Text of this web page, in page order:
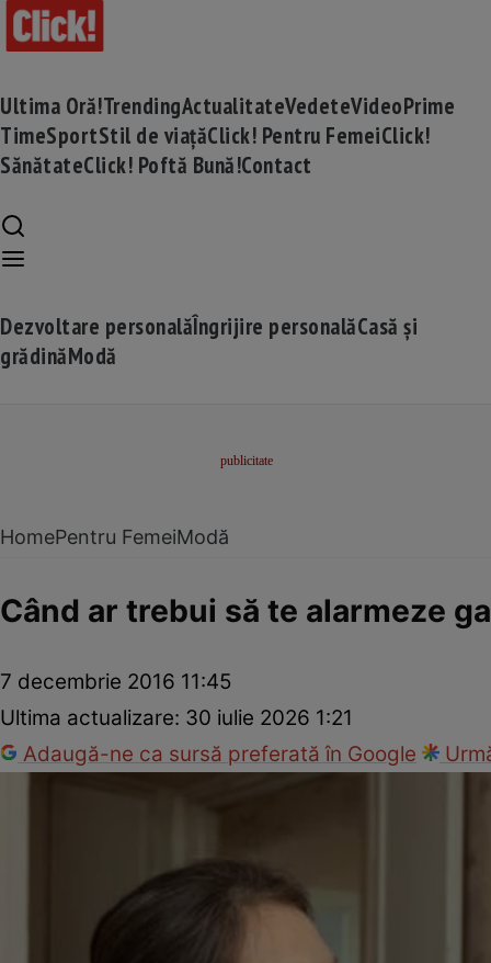
Ultima Oră!TrendingActualitateVedeteVideoPrime
TimeSportStil de viațăClick! Pentru FemeiClick!
SănătateClick! Poftă Bună!Contact
Dezvoltare personalăÎngrijire personalăCasă și
grădinăModă
HomePentru FemeiModă
Când ar trebui să te alarmeze
7 decembrie 2016 11:45
Ultima actualizare: 30 iulie 2026 1:21
Adaugă-ne ca sursă preferată în Google